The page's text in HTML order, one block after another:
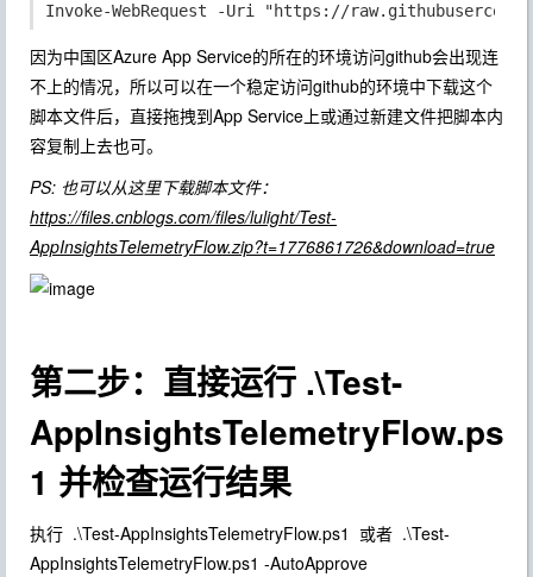
Invoke-WebRequest -Uri "https://
因为中国区Azure App Service的所在的环境访问github会出现连
不上的情况，所以可以在一个稳定访问github的环境中下载这个
脚本文件后，直接拖拽到App Service上或通过新建文件把脚本内
容复制上去也可。
PS: 也可以从这里下载脚本文件：
https://files.cnblogs.com/files/lulight/Test-
AppInsightsTelemetryFlow.zip?t=1776861726&download=true
第二步：直接运行 .\Test-
AppInsightsTelemetryFlow.ps
1 并检查运行结果
执行 .\Test-AppInsightsTelemetryFlow.ps1 或者 .\Test-
AppInsightsTelemetryFlow.ps1 -AutoApprove